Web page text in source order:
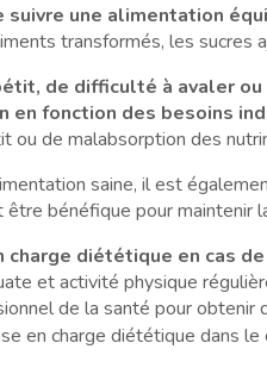
suivre une alimentation
transformés, les sucres
de difficulté à avaler
en fonction des besoins
ou de malabsorption des
saine, il est
bénéfique pour maintenir
charge diététique en cas
et activité physique
de la santé pour obtenir
en charge diététique dans le